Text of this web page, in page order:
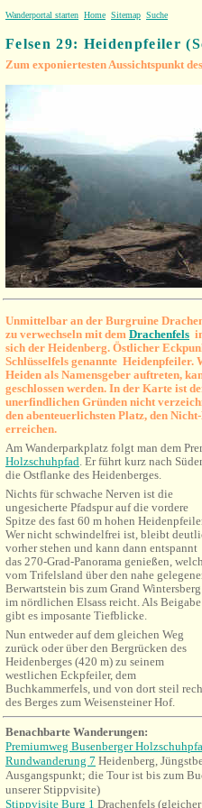
Wanderportal starten Home Sitemap Suche
Felsen 29: Heidenpfeiler
Zum exponiertesten Aussichtspunkt
Unmittelbar an der Burgruine
zu verwechseln mit dem Drachenfels
sich der Heidenberg. Östlicher
Schlüsselfels genannte Heidenpfeiler.
Heiden als Namensgeber auftreten,
geschlossen werden. In der Karte ist
unerfindlichen Gründen nicht
den abenteuerlichsten Platz, den
erreichen.
Am Wanderparkplatz folgt man dem
Holzschuhpfad. Er führt kurz nach
die Ostflanke des Heidenberges.
Nichts für schwache Nerven ist die
ungesicherte Pfadspur auf die vordere
Spitze des fast 60 m hohen
Wer nicht schwindelfrei ist, bleibt
vorher stehen und kann dann entspannt
das 270-Grad-Panorama genießen,
vom Trifelsland über den nahe
Berwartstein bis zum Grand Wintersberg
im nördlichen Elsass reicht. Als Beigabe
gibt es imposante Tiefblicke.
Nun entweder auf dem gleichen Weg
zurück oder über den Bergrücken des
Heidenberges (420 m) zu seinem
westlichen Eckpfeiler, dem
Buchkammerfels, und von dort steil
des Berges zum Weisensteiner Hof.
Benachbarte Wanderungen:
Premiumweg Busenberger
Rundwanderung 7 Heidenberg,
Ausgangspunkt; die Tour ist bis zum
unserer Stippvisite)
Stippvisite Burg 1 Drachenfels